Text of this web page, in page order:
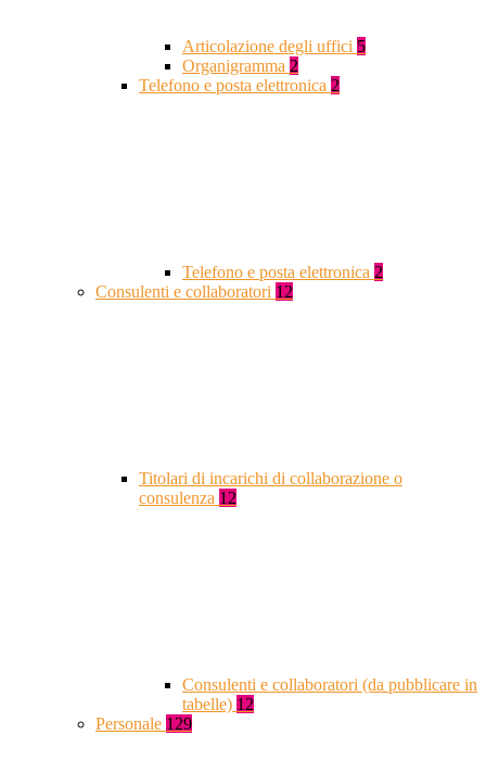
Articolazione degli uffici 5
Organigramma 2
Telefono e posta elettronica 2
Telefono e posta elettronica 2
Consulenti e collaboratori 12
Titolari di incarichi di collaborazione o
consulenza 12
Consulenti e collaboratori (da pubblicare in
tabelle) 12
Personale 129